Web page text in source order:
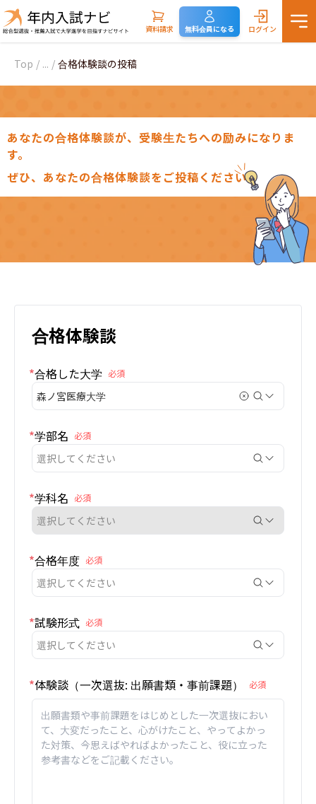
資料請求 無料会員になる ログイン
Top / ... / 合格体験談の投稿
あなたの合格体験談が、受験生たちへの励みになりま
す。
ぜひ、あなたの合格体験談をご投稿ください。
合格体験談
*合格した大学 必須
森ノ宮医療大学
*学部名 必須
選択してください
*学科名 必須
選択してください
*合格年度 必須
選択してください
*試験形式 必須
選択してください
*体験談（一次選抜: 出願書類・事前課題） 必須